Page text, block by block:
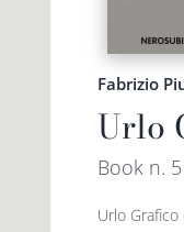
Fabrizio
Urlo
Book n.
Urlo